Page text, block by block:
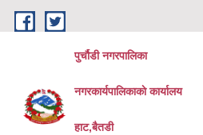
Skip to main content
पुर्चौडी नगरपालिका
नगरकार्यपालिकाकाे कार्यालय
हाट,बैतडी